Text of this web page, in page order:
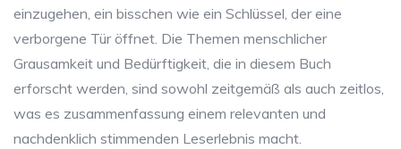
einzugehen, ein bisschen wie ein Schlüssel, der eine
verborgene Tür öffnet. Die Themen menschlicher
Grausamkeit und Bedürftigkeit, die in diesem Buch
erforscht werden, sind sowohl zeitgemäß als auch zeitlos,
was es zusammenfassung einem relevanten und
nachdenklich stimmenden Leserlebnis macht.